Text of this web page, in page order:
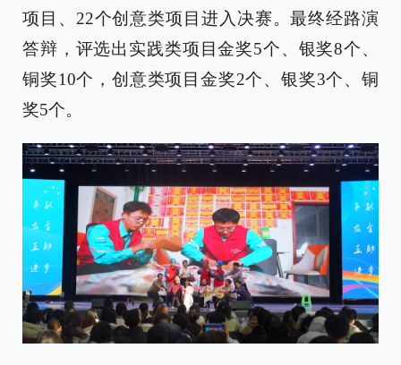
项目、22个创意类项目进入决赛。最终经路演
答辩，评选出实践类项目金奖5个、银奖8个、
铜奖10个，创意类项目金奖2个、银奖3个、铜
奖5个。